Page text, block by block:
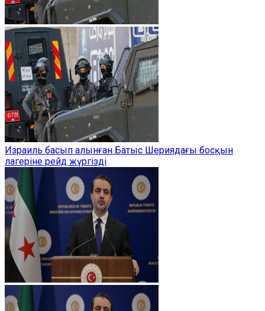
Израиль басып алынған Батыс Шериядағы босқын
лагеріне рейд жүргізді